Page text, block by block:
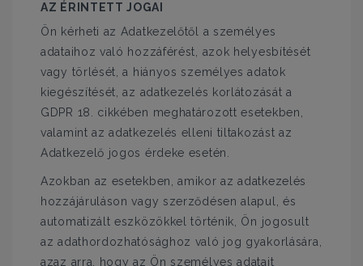
AZ ÉRINTETT JOGAI
Ön kérheti az Adatkezelőtől a személyes
adataihoz való hozzáférést, azok helyesbítését
vagy törlését, a hiányos személyes adatok
kiegészítését, az adatkezelés korlátozását a
GDPR 18. cikkében meghatározott esetekben,
valamint az adatkezelés elleni tiltakozást az
Adatkezelő jogos érdeke esetén.
Azokban az esetekben, amikor az adatkezelés
hozzájáruláson vagy szerződésen alapul, és
automatizált eszközökkel történik, Ön jogosult
az adathordozhatósághoz való jog gyakorlására,
azaz arra, hogy az Ön személyes adatait